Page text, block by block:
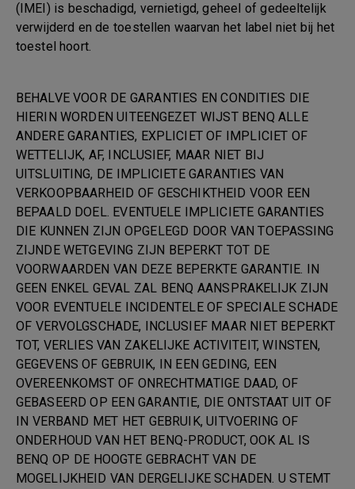
(IMEI) is beschadigd, vernietigd, geheel of gedeeltelijk
verwijderd en de toestellen waarvan het label niet bij het
toestel hoort.
BEHALVE VOOR DE GARANTIES EN CONDITIES DIE
HIERIN WORDEN UITEENGEZET WIJST BENQ ALLE
ANDERE GARANTIES, EXPLICIET OF IMPLICIET OF
WETTELIJK, AF, INCLUSIEF, MAAR NIET BIJ
UITSLUITING, DE IMPLICIETE GARANTIES VAN
VERKOOPBAARHEID OF GESCHIKTHEID VOOR EEN
BEPAALD DOEL. EVENTUELE IMPLICIETE GARANTIES
DIE KUNNEN ZIJN OPGELEGD DOOR VAN TOEPASSING
ZIJNDE WETGEVING ZIJN BEPERKT TOT DE
VOORWAARDEN VAN DEZE BEPERKTE GARANTIE. IN
GEEN ENKEL GEVAL ZAL BENQ AANSPRAKELIJK ZIJN
VOOR EVENTUELE INCIDENTELE OF SPECIALE SCHADE
OF VERVOLGSCHADE, INCLUSIEF MAAR NIET BEPERKT
TOT, VERLIES VAN ZAKELIJKE ACTIVITEIT, WINSTEN,
GEGEVENS OF GEBRUIK, IN EEN GEDING, EEN
OVEREENKOMST OF ONRECHTMATIGE DAAD, OF
GEBASEERD OP EEN GARANTIE, DIE ONTSTAAT UIT OF
IN VERBAND MET HET GEBRUIK, UITVOERING OF
ONDERHOUD VAN HET BENQ-PRODUCT, OOK AL IS
BENQ OP DE HOOGTE GEBRACHT VAN DE
MOGELIJKHEID VAN DERGELIJKE SCHADEN. U STEMT